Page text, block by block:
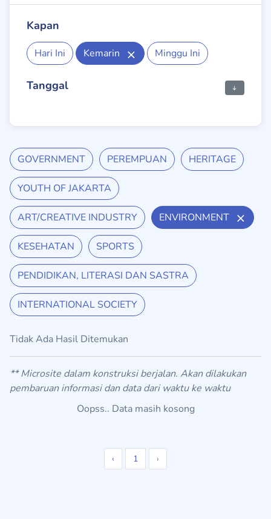
Kapan
Hari Ini Kemarin Minggu Ini
Tanggal
GOVERNMENT PEREMPUAN HERITAGE
YOUTH OF JAKARTA
ART/CREATIVE INDUSTRY ENVIRONMENT
KESEHATAN SPORTS
PENDIDIKAN, LITERASI DAN SASTRA
INTERNATIONAL SOCIETY
Tidak Ada Hasil Ditemukan
** Microsite dalam konstruksi berjalan. Akan dilakukan
pembaruan informasi dan data dari waktu ke waktu
Oopss.. Data masih kosong
‹ 1 ›